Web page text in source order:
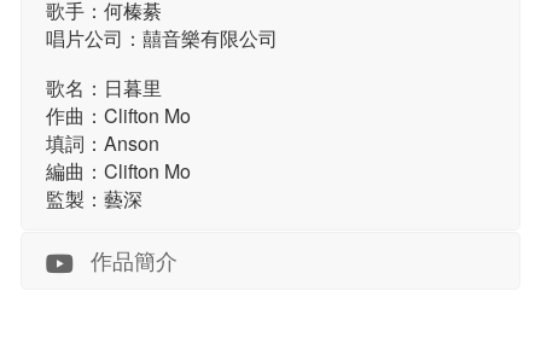
歌手：何榛綦
唱片公司：囍音樂有限公司
歌名：日暮里
作曲：Clifton Mo
填詞：Anson
編曲：Clifton Mo
監製：藝深
作品簡介